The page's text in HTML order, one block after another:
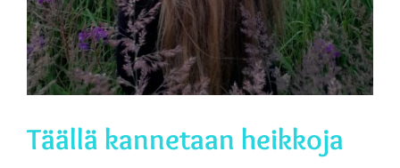
Täällä kannetaan heikkoja